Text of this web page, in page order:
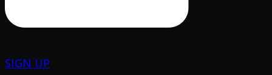
SIGN UP